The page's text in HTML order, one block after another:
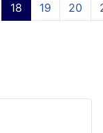
Página 18 de 61
18 19 20